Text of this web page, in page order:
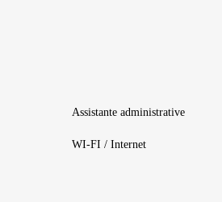
Assistante administrative
WI-FI / Internet